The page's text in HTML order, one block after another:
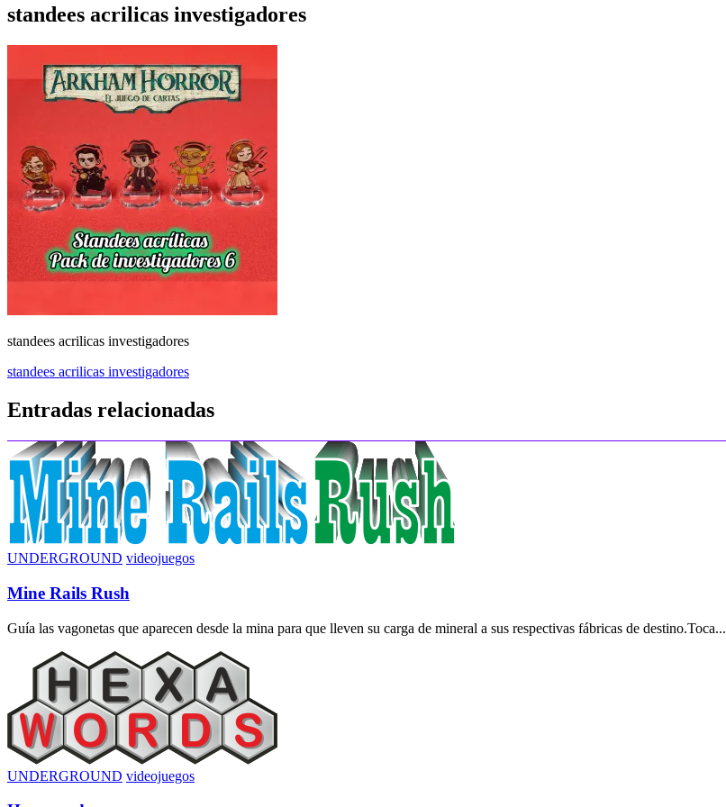
standees acrilicas investigadores
standees acrilicas investigadores
Navegación
de
entradas
standees acrilicas investigadores
Entradas relacionadas
UNDERGROUND videojuegos
Mine Rails Rush
Guía las vagonetas que aparecen desde la mina para que lleven su carga de mineral a sus respectivas fábricas de destino.Toca...
UNDERGROUND videojuegos